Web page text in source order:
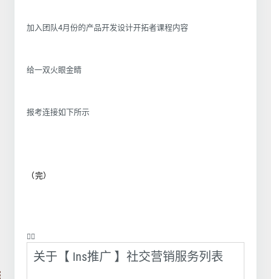
加入团队4月份的产品开发设计开拓者课程内容
给一双火眼金睛
报考连接如下所示
（完）
❤️‍🔥
关于【 Ins推广 】社交营销服务列表